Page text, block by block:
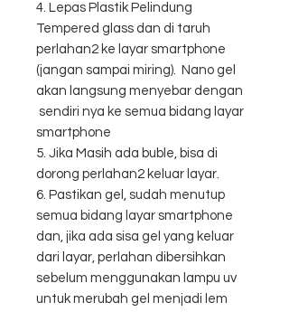
4. Lepas Plastik Pelindung
Tempered glass dan di taruh
perlahan2 ke layar smartphone
(jangan sampai miring). Nano gel
akan langsung menyebar dengan
sendiri nya ke semua bidang layar
smartphone
5. Jika Masih ada buble, bisa di
dorong perlahan2 keluar layar.
6. Pastikan gel, sudah menutup
semua bidang layar smartphone
dan, jika ada sisa gel yang keluar
dari layar, perlahan dibersihkan
sebelum menggunakan lampu uv
untuk merubah gel menjadi lem